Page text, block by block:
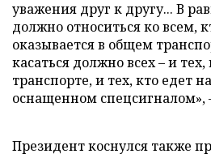
уважения друг к другу... В
должно относиться ко всем,
оказывается в общем
касаться должно всех – и
транспорте, и тех, кто едет
оснащенном спецсигналом»,
Президент коснулся также